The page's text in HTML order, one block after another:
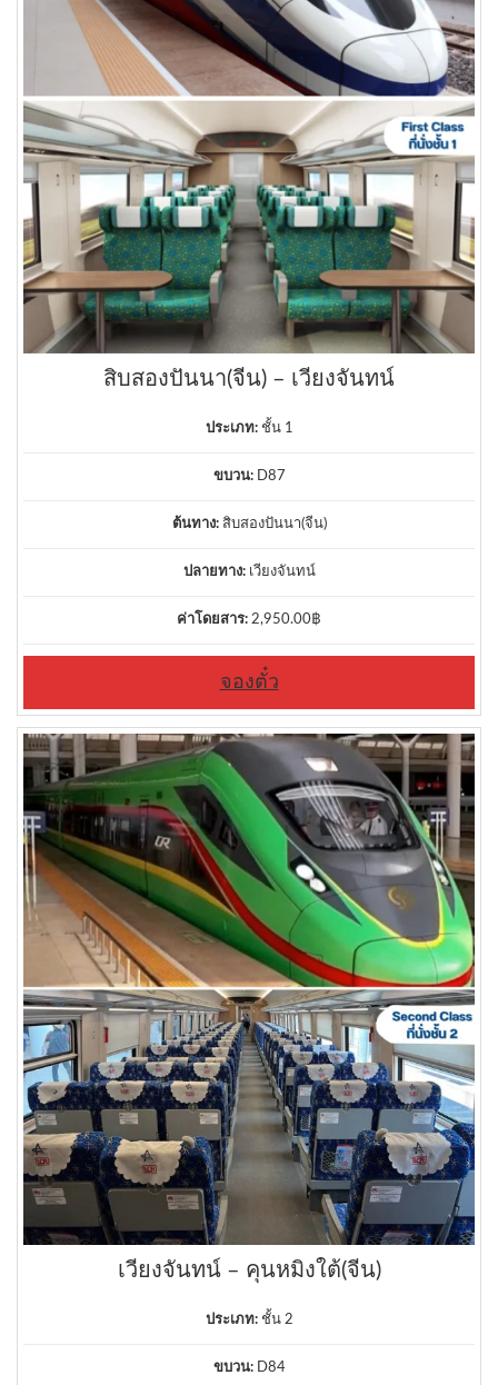
สิบสองปันนา(จีน) – เวียงจันทน์
ประเภท: ชั้น 1
ขบวน: D87
ต้นทาง: สิบสองปันนา(จีน)
ปลายทาง: เวียงจันทน์
ค่าโดยสาร: 2,950.00฿
จองตั๋ว
เวียงจันทน์ – คุนหมิงใต้(จีน)
ประเภท: ชั้น 2
ขบวน: D84